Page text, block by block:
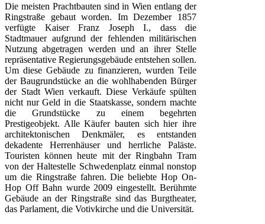
Die meisten Prachtbauten sind in Wien entlang der
Ringstraße gebaut worden. Im Dezember 1857
verfügte Kaiser Franz Joseph I., dass die
Stadtmauer aufgrund der fehlenden militärischen
Nutzung abgetragen werden und an ihrer Stelle
repräsentative Regierungsgebäude entstehen sollen.
Um diese Gebäude zu finanzieren, wurden Teile
der Baugrundstücke an die wohlhabenden Bürger
der Stadt Wien verkauft. Diese Verkäufe spülten
nicht nur Geld in die Staatskasse, sondern machte
die Grundstücke zu einem begehrten
Prestigeobjekt. Alle Käufer bauten sich hier ihre
architektonischen Denkmäler, es entstanden
dekadente Herrenhäuser und herrliche Paläste.
Touristen können heute mit der Ringbahn Tram
von der Haltestelle Schwedenplatz einmal nonstop
um die Ringstraße fahren. Die beliebte Hop On-
Hop Off Bahn wurde 2009 eingestellt. Berühmte
Gebäude an der Ringstraße sind das Burgtheater,
das Parlament, die Votivkirche und die Universität.